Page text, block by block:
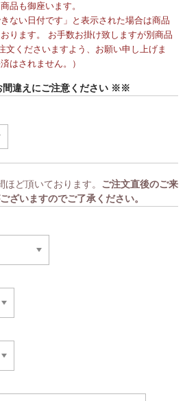
品も御座います。
ない日付です」と表示された場合は商品
ります。 お手数お掛け致しますが別商品
文くださいますよう、お願い申し上げま
はされません。）
違えにご注意ください ※※
ど頂いております。 ご注文直後のご来
ざいますのでご了承ください。